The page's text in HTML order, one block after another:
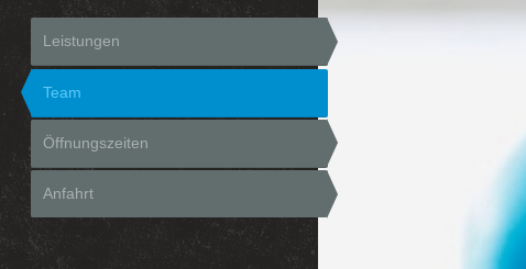
Leistungen
Team
Öffnungszeiten
Anfahrt